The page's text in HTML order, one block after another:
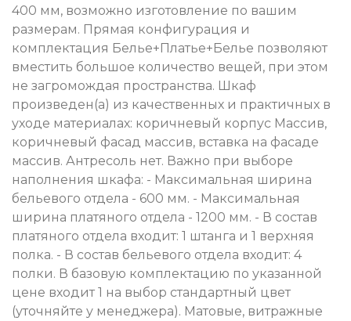
400 мм, возможно изготовление по вашим
размерам. Прямая конфигурация и
комплектация Белье+Платье+Белье позволяют
вместить большое количество вещей, при этом
не загромождая пространства. Шкаф
произведен(а) из качественных и практичных в
уходе материалах: коричневый корпус Массив,
коричневый фасад массив, вставка на фасаде
массив. Антресоль нет. Важно при выборе
наполнения шкафа: - Максимальная ширина
бельевого отдела - 600 мм. - Максимальная
ширина платяного отдела - 1200 мм. - В состав
платяного отдела входит: 1 штанга и 1 верхняя
полка. - В состав бельевого отдела входит: 4
полки. В базовую комплектацию по указанной
цене входит 1 на выбор стандартный цвет
(уточняйте у менеджера). Матовые, витражные